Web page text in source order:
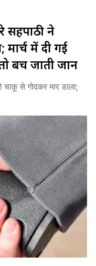
सहपाठी ने
में दी गई
बच जाती जान
से गोदकर मार डाला;